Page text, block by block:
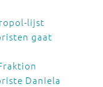
lijst
gaat
Daniela